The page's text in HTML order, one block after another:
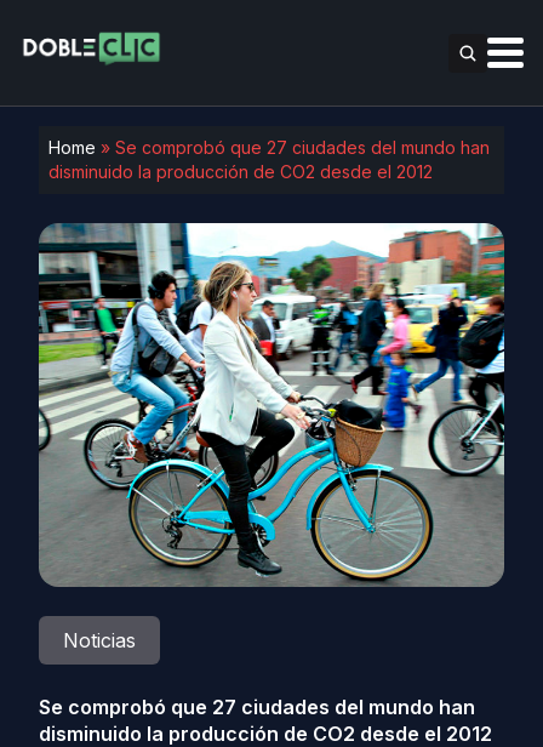
Home » Se comprobó que 27 ciudades del mundo han
disminuido la producción de CO2 desde el 2012
Noticias
Se comprobó que 27 ciudades del mundo han
disminuido la producción de CO2 desde el 2012